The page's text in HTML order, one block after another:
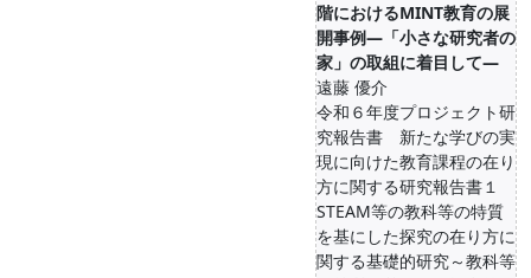
階におけるMINT教育の展
開事例―「小さな研究者の
家」の取組に着目して―
遠藤 優介
令和６年度プロジェクト研
究報告書 新たな学びの実
現に向けた教育課程の在り
方に関する研究報告書１
STEAM等の教科等の特質
を基にした探究の在り方に
関する基礎的研究～教科等